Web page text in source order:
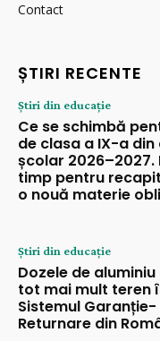
Contact
ȘTIRI RECENTE
Știri din educație
Ce se schimbă
de clasa a IX-a din
școlar 2026–2027.
timp pentru
o nouă materie
Știri din educație
Dozele de
tot mai mult teren
Sistemul Garanție-
Returnare din